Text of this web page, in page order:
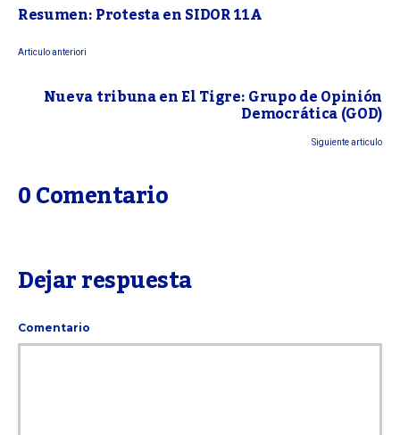
Resumen: Protesta en SIDOR 11A
Articulo anteriori
Nueva tribuna en El Tigre: Grupo de Opinión
Democrática (GOD)
Siguiente articulo
0 Comentario
Dejar respuesta
Comentario